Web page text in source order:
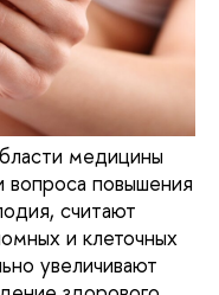
медицины
повышения
считают
и клеточных
увеличивают